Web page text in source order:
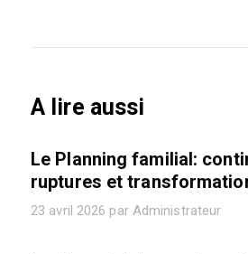
A lire aussi
Le Planning familial:
ruptures et
23 avril 2026 par Administrateur